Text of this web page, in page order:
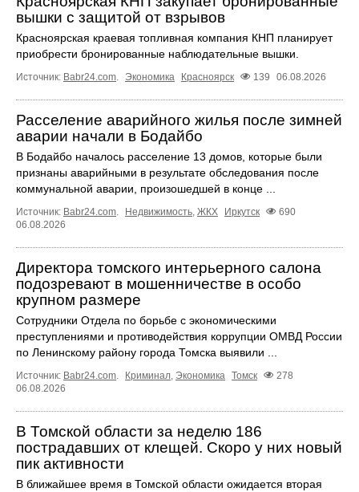
вышки с защитой от взрывов
Красноярская краевая топливная компания КНП планирует
приобрести бронированные наблюдательные вышки.
Источник: Babr24.com. Экономика Красноярск 139 06.08.2026
Расселение аварийного жилья после зимней
аварии начали в Бодайбо
В Бодайбо началось расселение 13 домов, которые были
признаны аварийными в результате обследования после
коммунальной аварии, произошедшей в конце ...
Источник: Babr24.com. Недвижимость, ЖКХ Иркутск
690
06.08.2026
Директора томского интерьерного салона
подозревают в мошенничестве в особо
крупном размере
Сотрудники Отдела по борьбе с экономическими
преступлениями и противодействия коррупции ОМВД России
по Ленинскому району города Томска выявили ...
Источник: Babr24.com. Криминал, Экономика Томск
278
06.08.2026
В Томской области за неделю 186
пострадавших от клещей. Скоро у них новый
пик активности
В ближайшее время в Томской области ожидается вторая